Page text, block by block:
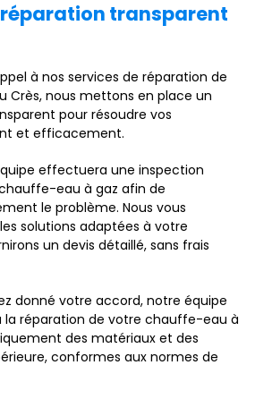
réparation transparent
à nos services de réparation de
Crès, nous mettons en place un
pour résoudre vos
et efficacement.
effectuera une inspection
eau à gaz afin de
le problème. Nous vous
solutions adaptées à votre
un devis détaillé, sans frais
donné votre accord, notre équipe
la réparation de votre chauffe-eau à
des matériaux et des
conformes aux normes de